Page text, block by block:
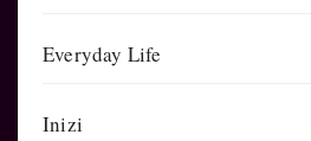
Everyday Life
Inizi